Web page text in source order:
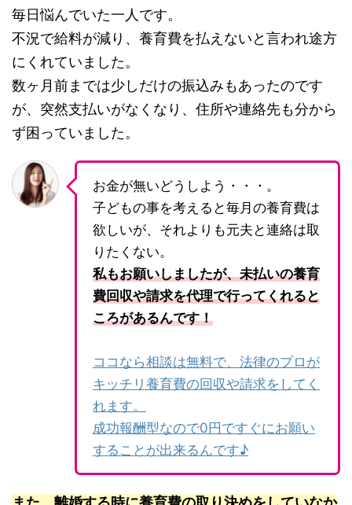
毎日悩んでいた一人です。
不況で給料が減り、養育費を払えないと言われ途方
にくれていました。
数ヶ月前までは少しだけの振込みもあったのです
が、突然支払いがなくなり、住所や連絡先も分から
ず困っていました。
お金が無いどうしよう・・・。
子どもの事を考えると毎月の養育費は
欲しいが、それよりも元夫と連絡は取
りたくない。
私もお願いしましたが、未払いの養育
費回収や請求を代理で行ってくれると
ころがあるんです！
ココなら相談は無料で、法律のプロが
キッチリ養育費の回収や請求をしてく
れます。
成功報酬型なので0円ですぐにお願い
することが出来るんです♪